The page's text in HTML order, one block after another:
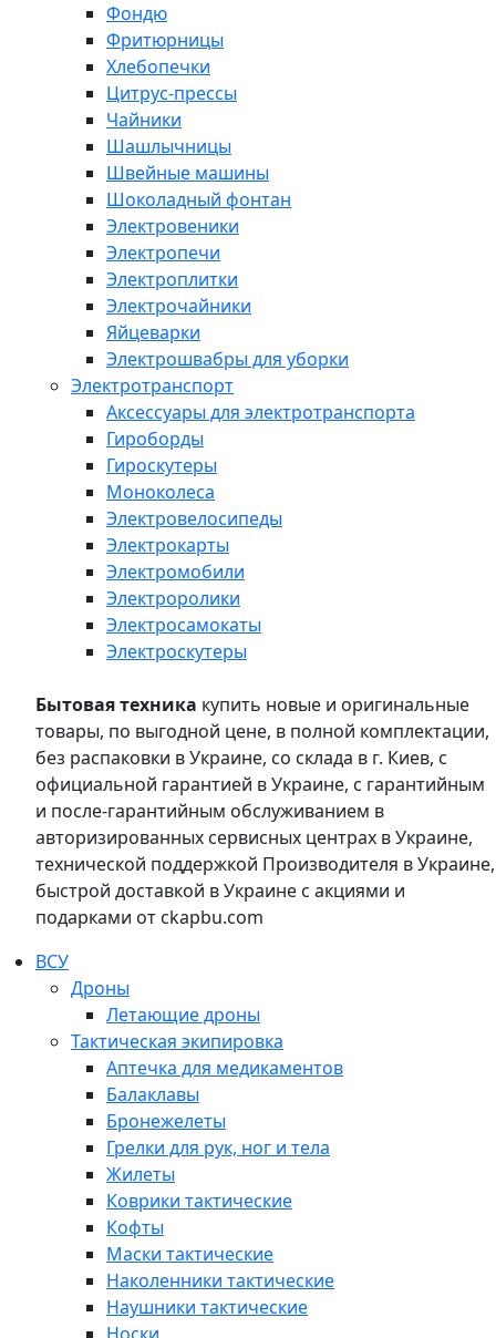
Фондю
Фритюрницы
Хлебопечки
Цитрус-прессы
Чайники
Шашлычницы
Швейные машины
Шоколадный фонтан
Электровеники
Электропечи
Электроплитки
Электрочайники
Яйцеварки
Электрошвабры для уборки
Электротранспорт
Аксессуары для электротранспорта
Гироборды
Гироскутеры
Моноколеса
Электровелосипеды
Электрокарты
Электромобили
Электроролики
Электросамокаты
Электроскутеры
Бытовая техника купить новые и оригинальные
товары, по выгодной цене, в полной комплектации,
без распаковки в Украине, со склада в г. Киев, с
официальной гарантией в Украине, с гарантийным
и после-гарантийным обслуживанием в
авторизированных сервисных центрах в Украине,
технической поддержкой Производителя в Украине,
быстрой доставкой в Украине с акциями и
подарками от ckapbu.com
ВСУ
Дроны
Летающие дроны
Тактическая экипировка
Аптечка для медикаментов
Балаклавы
Бронежелеты
Грелки для рук, ног и тела
Жилеты
Коврики тактические
Кофты
Маски тактические
Наколенники тактические
Наушники тактические